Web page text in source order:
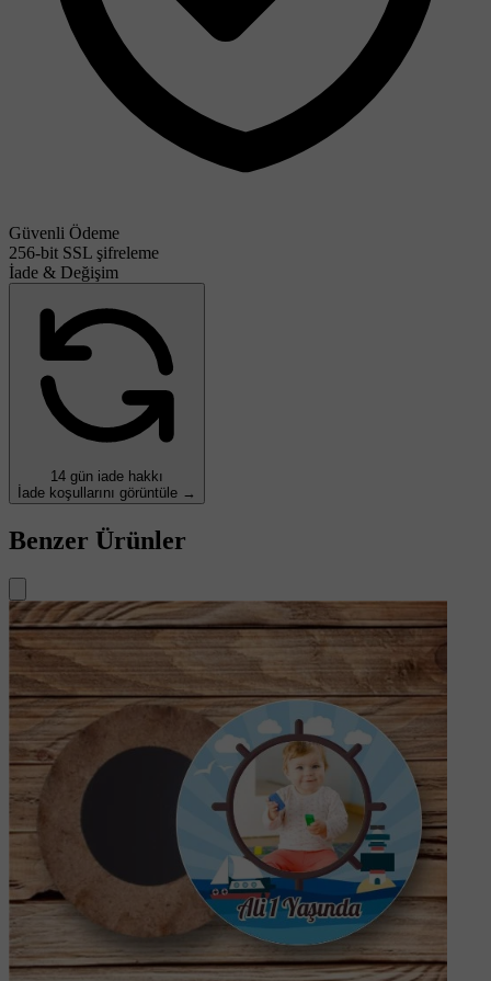
Güvenli Ödeme
256-bit SSL şifreleme
İade & Değişim
14 gün iade hakkı
İade koşullarını görüntüle →
Benzer Ürünler